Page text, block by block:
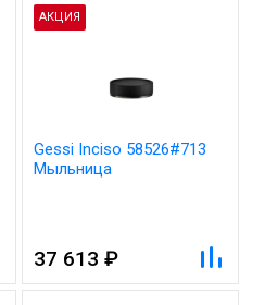
АКЦИЯ
Gessi Inciso 58526#713
Мыльница
37 613 ₽